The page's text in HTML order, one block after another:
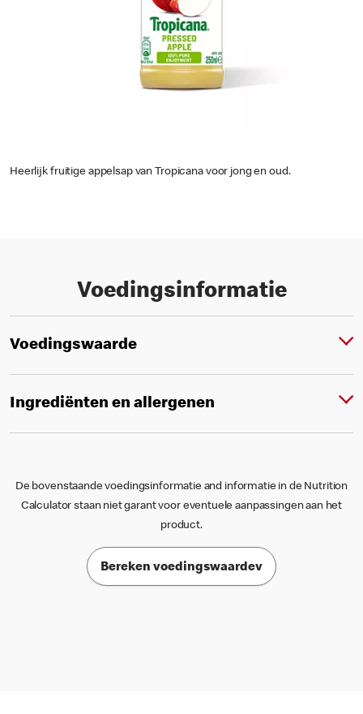
Heerlijk fruitige appelsap van Tropicana voor jong en oud.
Voedingsinformatie
Voedingswaarde
Ingrediënten en allergenen
De bovenstaande voedingsinformatie and informatie in de Nutrition
Calculator staan niet garant voor eventuele aanpassingen aan het
product.
Bereken voedingswaardev